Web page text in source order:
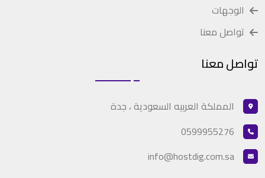
الوجهات
تواصل معنا
تواصل معنا
المملكة العربيه السعودية ، جدة
0599955276
info@hostdig.com.sa